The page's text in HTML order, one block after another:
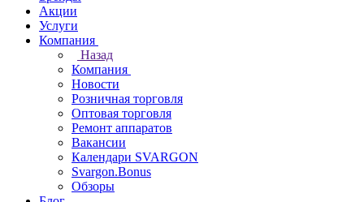
Акции
Услуги
Компания
Назад
Компания
Новости
Розничная торговля
Оптовая торговля
Ремонт аппаратов
Вакансии
Календари SVARGON
Svargon.Bonus
Обзоры